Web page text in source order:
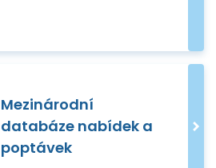
Mezinárodní
databáze nabídek a
poptávek